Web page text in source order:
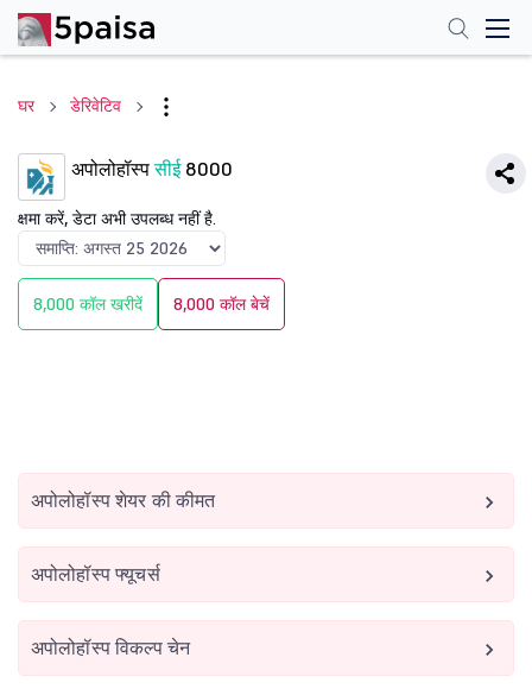
घर डेरिवेटिव
अपोलोहॉस्पसीई8000
क्षमा करें, डेटा अभी उपलब्ध नहीं है.
8,000 कॉल खरीदें 8,000 कॉल बेचें
अपोलोहॉस्प शेयर की कीमत
अपोलोहॉस्प फ्यूचर्स
अपोलोहॉस्प विकल्प चेन